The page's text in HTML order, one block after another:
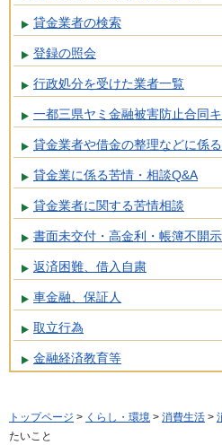
貸金業者の検索
登録の照会
行政処分を受けた業者一覧
一都三県ヤミ金融被害防止合同
貸金業者や借金の整理などに係
貸金業に係る苦情・相談Q&A
貸金業者に関する苦情相談
書面未交付・高金利・帳簿不開示
返済困難、借入自粛
車金融、保証人
取立行為
金融経済教育等
トップページ > くらし・環境 > 消費生活 >
たいこと